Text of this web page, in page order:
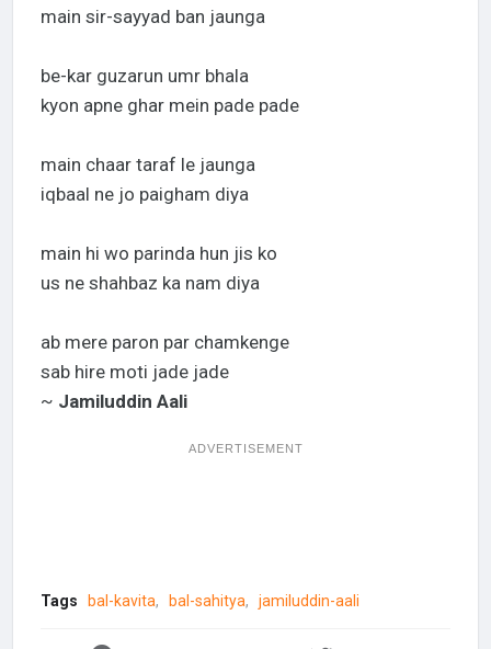
main sir-sayyad ban jaunga
be-kar guzarun umr bhala
kyon apne ghar mein pade pade
main chaar taraf le jaunga
iqbaal ne jo paigham diya
main hi wo parinda hun jis ko
us ne shahbaz ka nam diya
ab mere paron par chamkenge
sab hire moti jade jade
~ Jamiluddin Aali
ADVERTISEMENT
Tags bal-kavita bal-sahitya jamiluddin-aali